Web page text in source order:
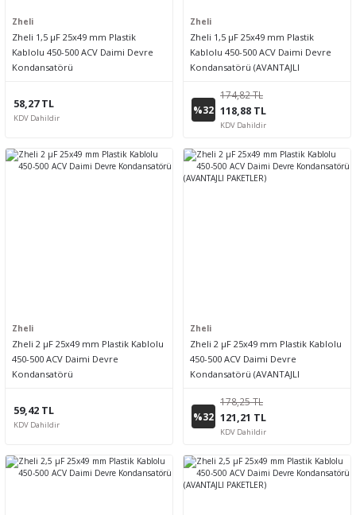
Zheli
Zheli 1,5 µF 25x49 mm Plastik
Kablolu 450-500 ACV Daimi Devre
Kondansatörü
58,27 TL
KDV Dahildir
Zheli
Zheli 1,5 µF 25x49 mm Plastik
Kablolu 450-500 ACV Daimi Devre
Kondansatörü (AVANTAJLI
%32
174,82 TL
118,88 TL
KDV Dahildir
Zheli
Zheli 2 µF 25x49 mm Plastik Kablolu
450-500 ACV Daimi Devre
Kondansatörü
59,42 TL
KDV Dahildir
Zheli
Zheli 2 µF 25x49 mm Plastik Kablolu
450-500 ACV Daimi Devre
Kondansatörü (AVANTAJLI
%32
178,25 TL
121,21 TL
KDV Dahildir